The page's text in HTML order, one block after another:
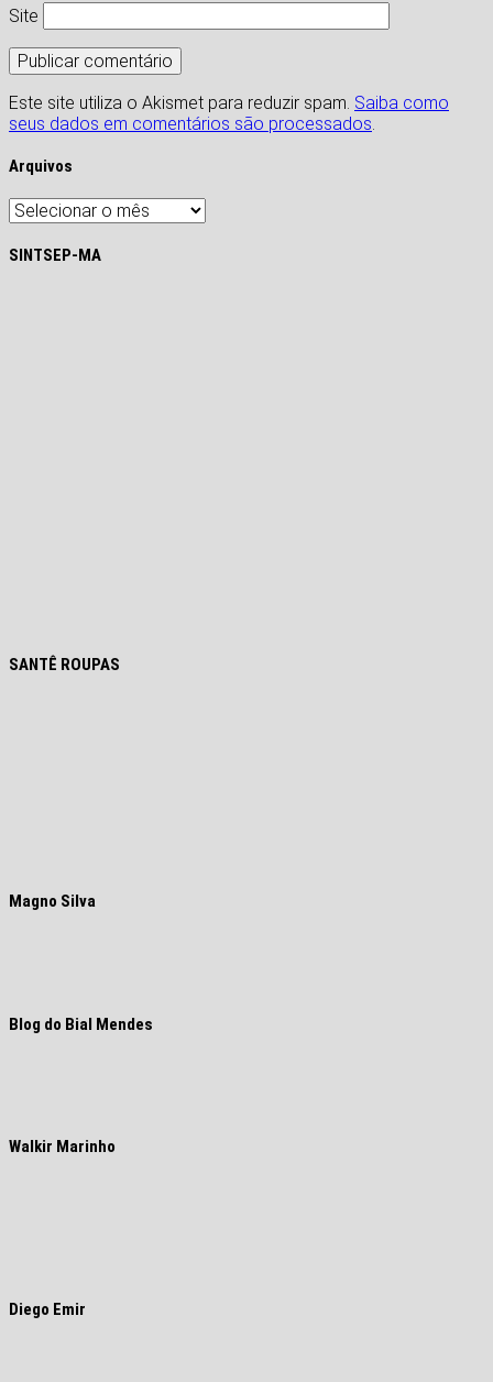
Site
Este site utiliza o Akismet para reduzir spam. Saiba como
seus dados em comentários são processados.
Arquivos
Arquivos
SINTSEP-MA
SANTÊ ROUPAS
Magno Silva
Blog do Bial Mendes
Walkir Marinho
Diego Emir